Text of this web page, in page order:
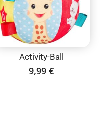
Activity-Ball
9,99 €